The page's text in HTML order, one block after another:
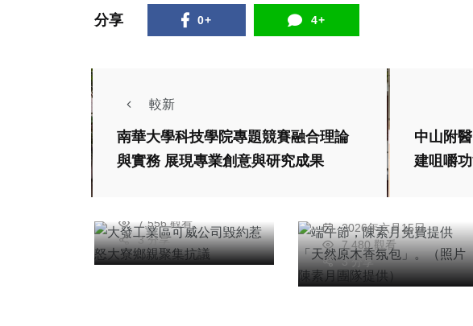
分享 0+ 4+
較新
南華大學科技學院專題競賽融合理論
與實務 展現專業創意與研究成果
中山附
建咀嚼
毀約惹怒大寮鄉親聚
集抗議
7,556 觀看
3 分享
旅遊
端午節，陳素月免費
提供「天然原木香氛
包」。（照片陳素月
2026年六月15日
7,480 觀看
3 分享
「芒種」開運養生與
禁忌